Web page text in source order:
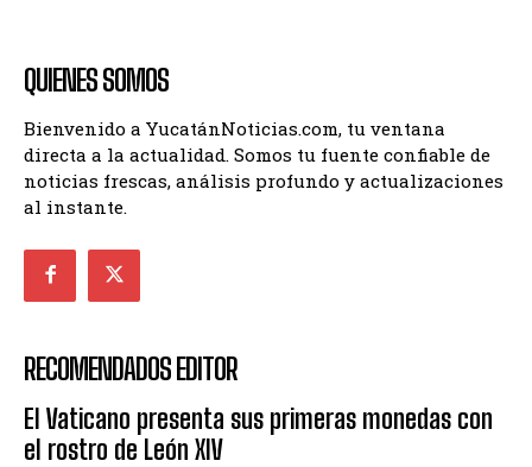
QUIENES SOMOS
Bienvenido a YucatánNoticias.com, tu ventana
directa a la actualidad. Somos tu fuente confiable de
noticias frescas, análisis profundo y actualizaciones
al instante.
RECOMENDADOS EDITOR
El Vaticano presenta sus primeras monedas con
el rostro de León XIV